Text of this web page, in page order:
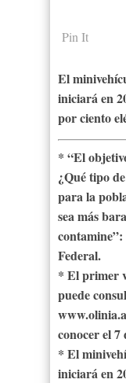
Pin It
El
iniciará en
por ciento
* “El
¿Qué tipo
para la
sea más
Federal.
* El primer
puede
conocer el
* El
iniciará en